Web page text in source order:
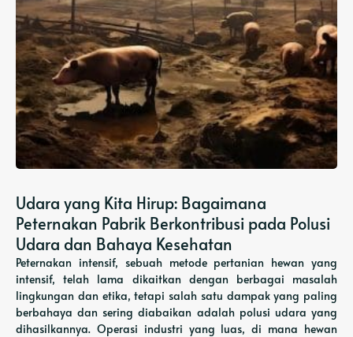
Udara yang Kita Hirup: Bagaimana
Peternakan Pabrik Berkontribusi pada Polusi
Udara dan Bahaya Kesehatan
Peternakan intensif, sebuah metode pertanian hewan yang
intensif, telah lama dikaitkan dengan berbagai masalah
lingkungan dan etika, tetapi salah satu dampak yang paling
berbahaya dan sering diabaikan adalah polusi udara yang
dihasilkannya. Operasi industri yang luas, di mana hewan